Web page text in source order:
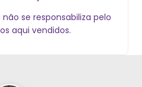
se responsabiliza pelo
aqui vendidos.